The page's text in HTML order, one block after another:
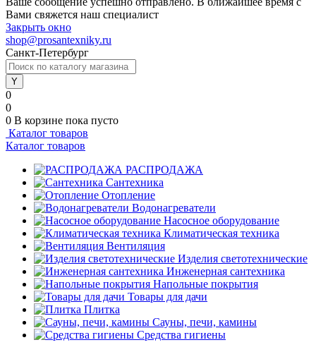
Вами свяжется наш специалист
Закрыть окно
shop@prosantexniky.ru
Санкт-Петербург
0
0
0 В корзине пока пусто
Каталог товаров
Каталог товаров
РАСПРОДАЖА
Сантехника
Отопление
Водонагреватели
Насосное оборудование
Климатическая техника
Вентиляция
Изделия светотехнические
Инженерная сантехника
Напольные покрытия
Товары для дачи
Плитка
Сауны, печи, камины
Средства гигиены